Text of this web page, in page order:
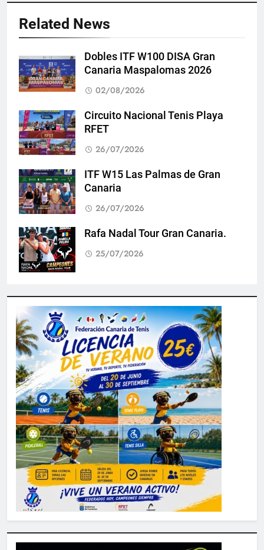
Related News
Dobles ITF W100 DISA Gran
Canaria Maspalomas 2026
02/08/2026
Circuito Nacional Tenis Playa
RFET
26/07/2026
ITF W15 Las Palmas de Gran
Canaria
26/07/2026
Rafa Nadal Tour Gran Canaria.
25/07/2026